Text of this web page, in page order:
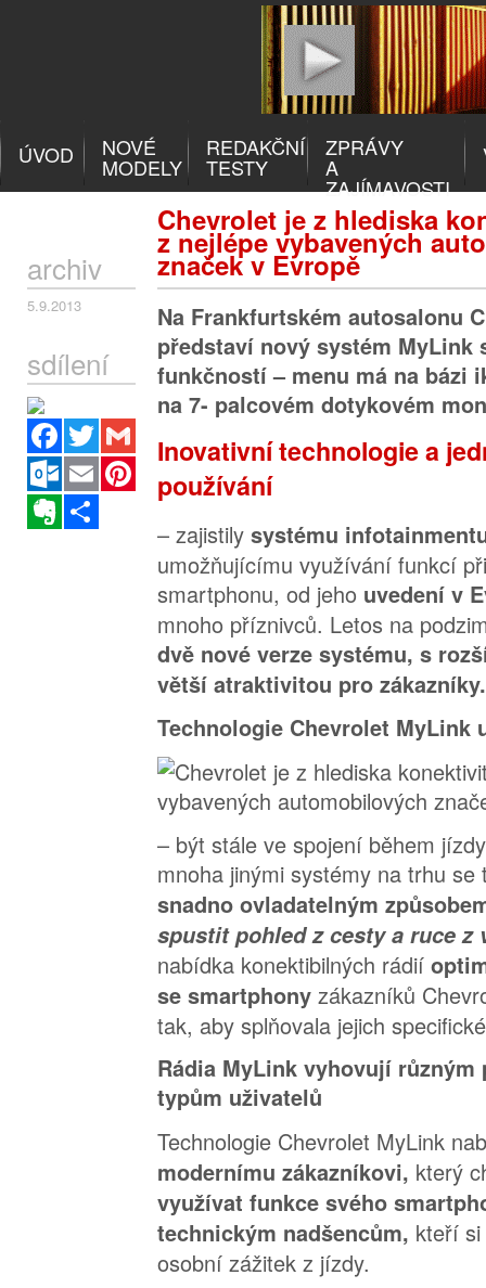
ÚVOD NOVÉ
MODELY
REDAKČNÍ
TESTY
ZPRÁVY
A
ZAJÍMAVOSTI
Chevrolet je z hlediska
z nejlépe vybavených
značek v Evropě
archiv
5.9.2013
sdílení
Facebook
Twitter
Outlook.com
Email
Pinterest
Evernote
Na Frankfurtském autosalonu
představí nový systém MyLink
funkčností – menu má na bázi
na 7- palcovém dotykovém
Inovativní technologie a
používání
– zajistily systému
umožňujícímu využívání funkcí
smartphonu, od jeho uvedení v
mnoho příznivců. Letos na
dvě nové verze systému, s
větší atraktivitou pro zákazníky.
Technologie Chevrolet MyLink
– být stále ve spojení během
mnoha jinými systémy na trhu
snadno ovladatelným
spustit pohled z cesty a ruce z
nabídka konektibilných rádií
se smartphony zákazníků
tak, aby splňovala jejich
Rádia MyLink vyhovují různým
typům uživatelů
Technologie Chevrolet MyLink
modernímu zákazníkovi, který
využívat funkce svého
technickým nadšencům, kteří
osobní zážitek z jízdy.